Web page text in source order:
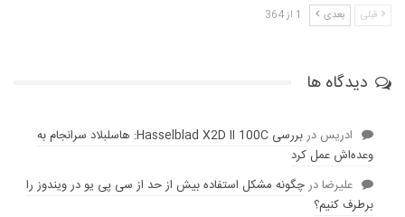
قبلی بعدی 1 از 364
دیدگاه ها
ادریس در
بررسی Hasselblad X2D II 100C: هاسلبلاد سرانجام به
وعده‌‌اش عمل کرد
عليرضادرچگونه مشکل استفاده بیش از حد از سی پی یو در ویندوز را
برطرف کنیم؟